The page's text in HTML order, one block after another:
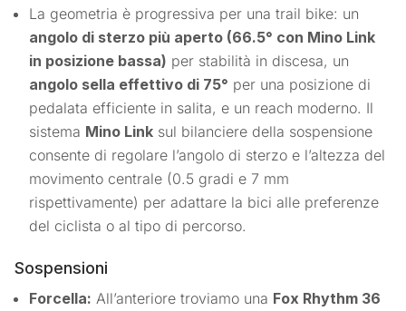
La geometria è progressiva per una trail bike: un
angolo di sterzo più aperto (66.5° con Mino Link
in posizione bassa) per stabilità in discesa, un
angolo sella effettivo di 75° per una posizione di
pedalata efficiente in salita, e un reach moderno. Il
sistema Mino Link sul bilanciere della sospensione
consente di regolare l’angolo di sterzo e l’altezza del
movimento centrale (0.5 gradi e 7 mm
rispettivamente) per adattare la bici alle preferenze
del ciclista o al tipo di percorso.
Sospensioni
Forcella: All’anteriore troviamo una Fox Rhythm 36